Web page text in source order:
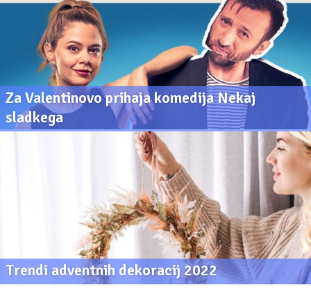
Za Valentinovo prihaja komedija Nekaj
sladkega
Trendi adventnih dekoracij 2022